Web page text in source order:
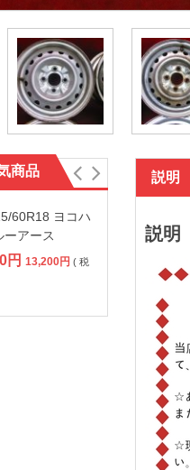
商品
60R18 ヨコハ
ーアース
円 13,200円 ( 税
説明
説明